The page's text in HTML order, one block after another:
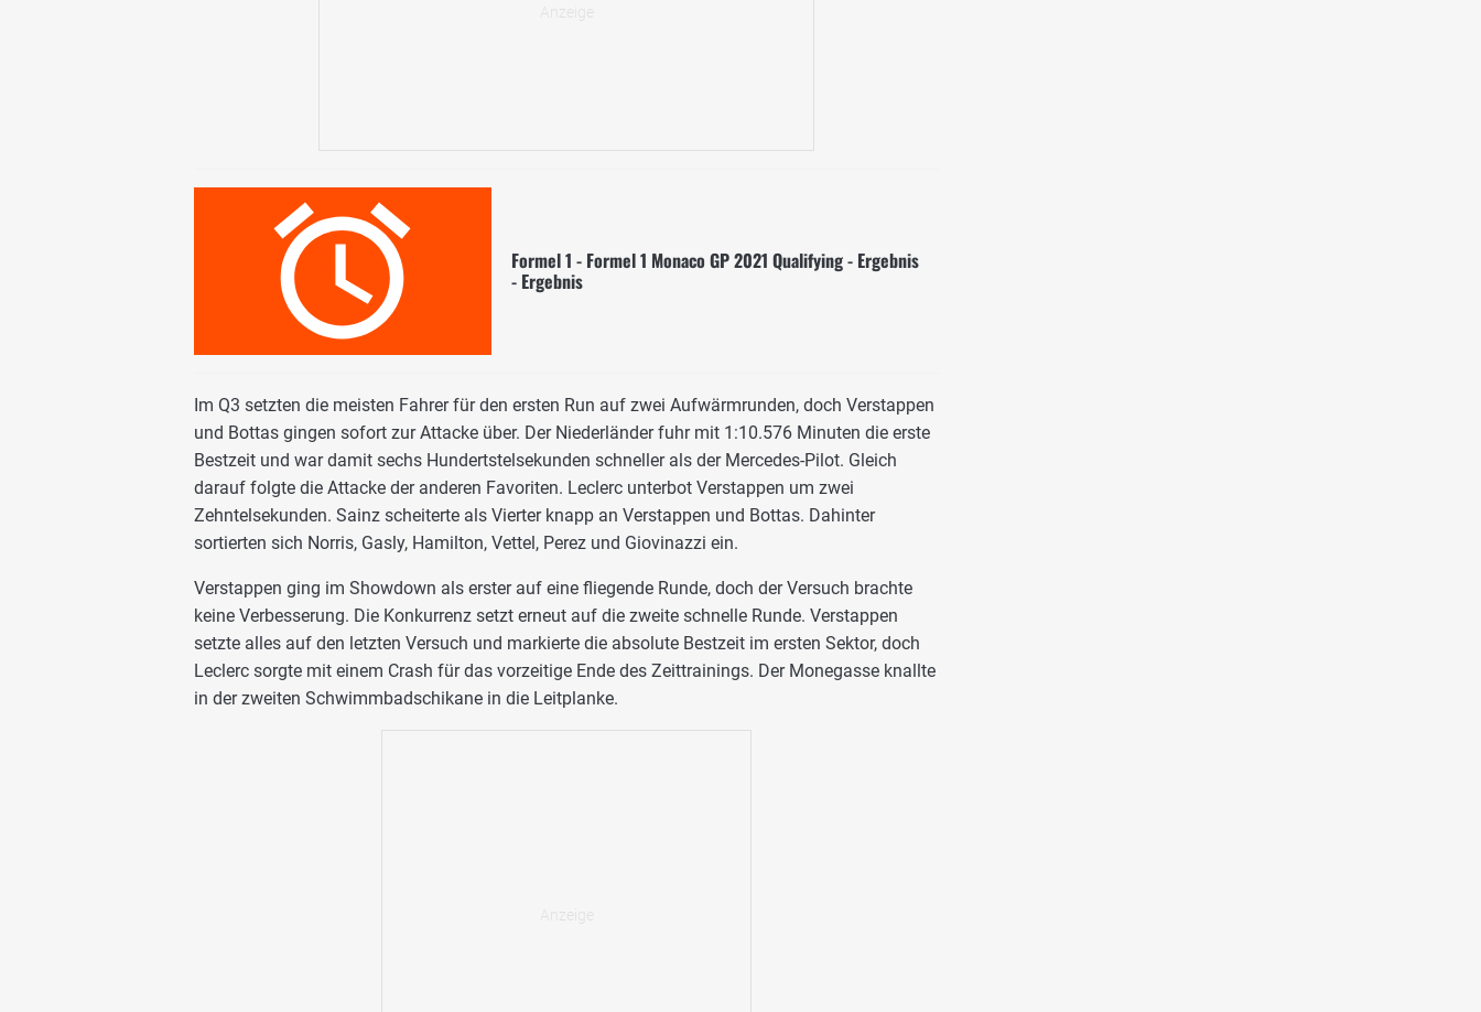
Formel 1 - Formel 1 Monaco GP 2021 Qualifying - Ergebnis
- Ergebnis
Im Q3 setzten die meisten Fahrer für den ersten Run auf zwei Aufwärmrunden, doch Verstappen
und Bottas gingen sofort zur Attacke über. Der Niederländer fuhr mit 1:10.576 Minuten die erste
Bestzeit und war damit sechs Hundertstelsekunden schneller als der Mercedes-Pilot. Gleich
darauf folgte die Attacke der anderen Favoriten. Leclerc unterbot Verstappen um zwei
Zehntelsekunden. Sainz scheiterte als Vierter knapp an Verstappen und Bottas. Dahinter
sortierten sich Norris, Gasly, Hamilton, Vettel, Perez und Giovinazzi ein.
Verstappen ging im Showdown als erster auf eine fliegende Runde, doch der Versuch brachte
keine Verbesserung. Die Konkurrenz setzt erneut auf die zweite schnelle Runde. Verstappen
setzte alles auf den letzten Versuch und markierte die absolute Bestzeit im ersten Sektor, doch
Leclerc sorgte mit einem Crash für das vorzeitige Ende des Zeittrainings. Der Monegasse knallte
in der zweiten Schwimmbadschikane in die Leitplanke.